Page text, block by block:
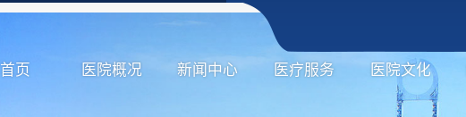
首页 医院概况 新闻中心 医疗服务 医院文化